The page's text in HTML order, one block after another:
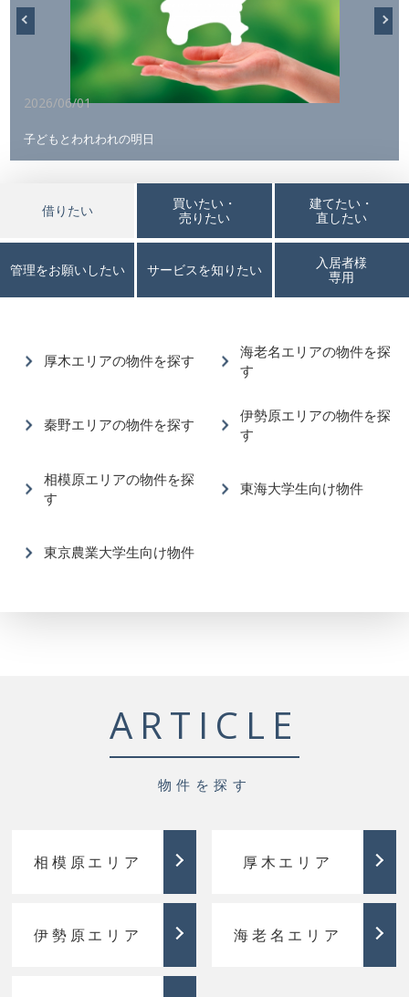
次の20年への決意
2026/05/01
借りたい
買いたい・
売りたい
建てたい・
直したい
管理をお願いしたい サービスを知りたい
入居者様
専用
厚木エリアの物件を探す
海老名エリアの物件を探
す
秦野エリアの物件を探す
伊勢原エリアの物件を探
す
相模原エリアの物件を探
す
東海大学生向け物件
東京農業大学生向け物件
ARTICLE
物件を探す
相模原エリア
伊勢原エリア
厚木エリア
海老名エリア